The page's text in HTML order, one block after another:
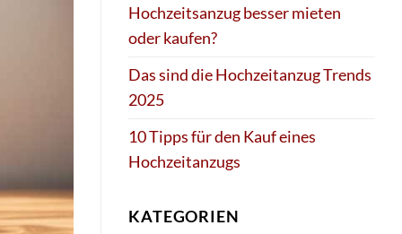
Hochzeitsanzug besser mieten
oder kaufen?
Das sind die Hochzeitanzug Trends
2025
10 Tipps für den Kauf eines
Hochzeitanzugs
KATEGORIEN